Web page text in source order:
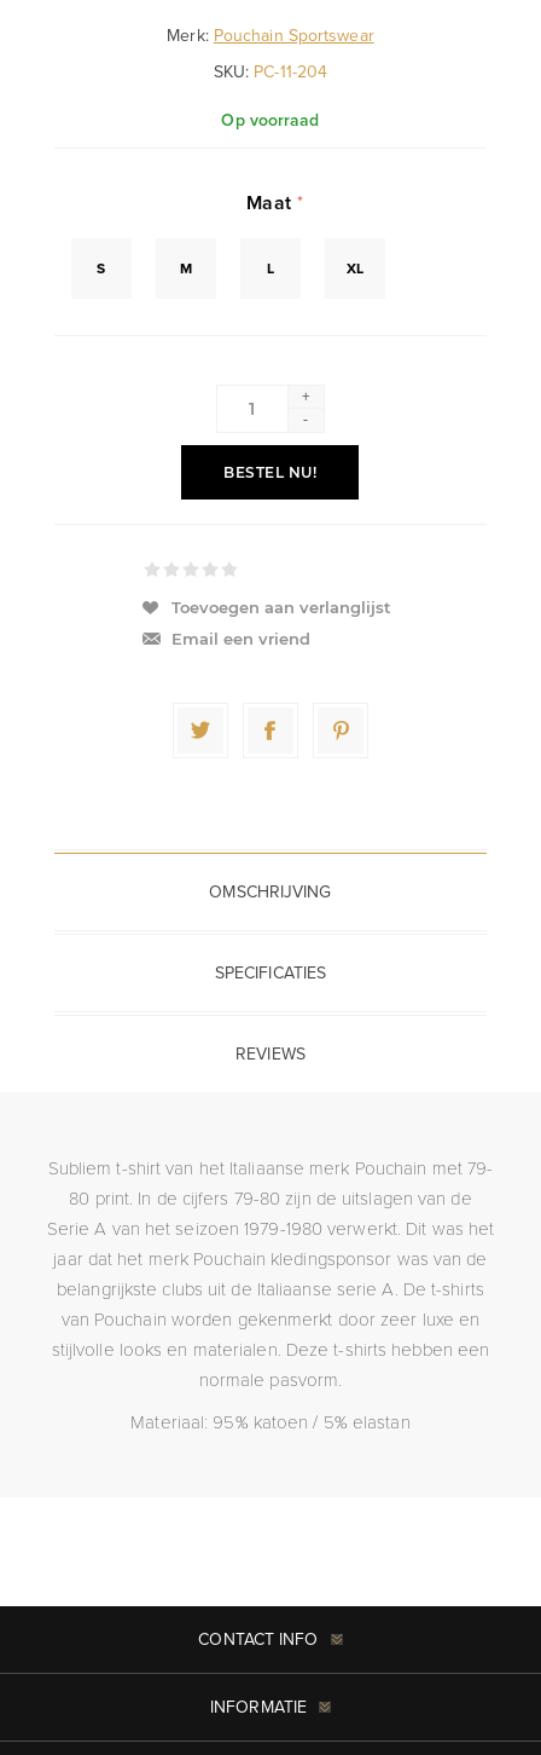
Merk:Pouchain Sportswear
SKU: PC-11-204
Op voorraad
Maat*
S M L XL
+
-
BESTEL NU!
Toevoegen aan verlanglijst
Email een vriend
OMSCHRIJVING
SPECIFICATIES
REVIEWS
Subliem t-shirt van het Italiaanse merk Pouchain met 79-
80 print. In de cijfers 79-80 zijn de uitslagen van de
Serie A van het seizoen 1979-1980 verwerkt. Dit was het
jaar dat het merk Pouchain kledingsponsor was van de
belangrijkste clubs uit de Italiaanse serie A. De t-shirts
van Pouchain worden gekenmerkt door zeer luxe en
stijlvolle looks en materialen. Deze t-shirts hebben een
normale pasvorm.
Materiaal: 95% katoen / 5% elastan
CONTACT INFO
INFORMATIE